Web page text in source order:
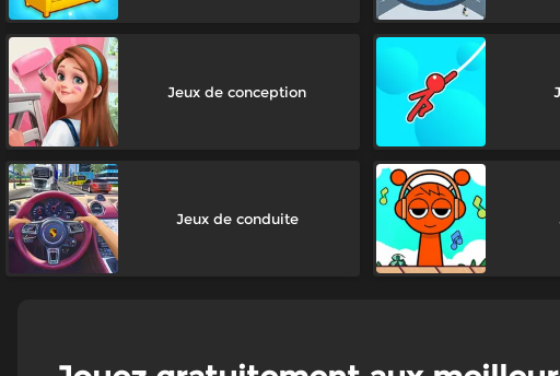
Jeux de conception
Jeux de conduite